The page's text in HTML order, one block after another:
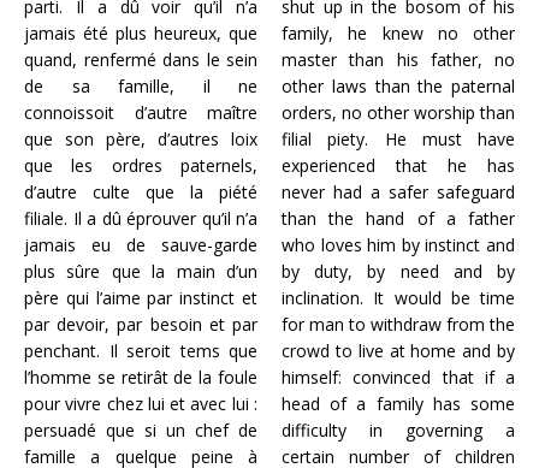
parti. Il a dû voir qu’il n’a
jamais été plus heureux, que
quand, renfermé dans le sein
de sa famille, il ne
connoissoit d’autre maître
que son père, d’autres loix
que les ordres paternels,
d’autre culte que la piété
filiale. Il a dû éprouver qu’il n’a
jamais eu de sauve-garde
plus sûre que la main d’un
père qui l’aime par instinct et
par devoir, par besoin et par
penchant. Il seroit tems que
l’homme se retirât de la foule
pour vivre chez lui et avec lui :
persuadé que si un chef de
famille a quelque peine à
shut up in the bosom of his
family, he knew no other
master than his father, no
other laws than the paternal
orders, no other worship than
filial piety. He must have
experienced that he has
never had a safer safeguard
than the hand of a father
who loves him by instinct and
by duty, by need and by
inclination. It would be time
for man to withdraw from the
crowd to live at home and by
himself: convinced that if a
head of a family has some
difficulty in governing a
certain number of children